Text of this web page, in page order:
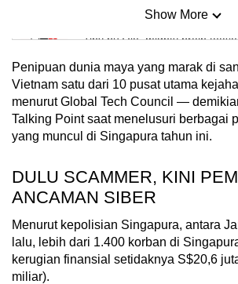
Mini Sudoku
Tiny puzzle, mighty brain
Mini Crossword
Small grid, big challenge
Show More
Show Less
Penipuan dunia maya yang marak di
Vietnam satu dari 10 pusat utama
menurut Global Tech Council —
Talking Point saat menelusuri berbagai
yang muncul di Singapura tahun ini.
DULU SCAMMER, KINI
ANCAMAN SIBER
Menurut kepolisian Singapura, antara
lalu, lebih dari 1.400 korban di
kerugian finansial setidaknya S$20,6
miliar).